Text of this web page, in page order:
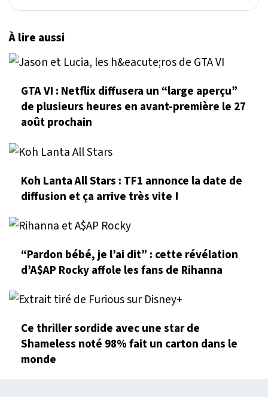
À lire aussi
GTA VI : Netflix diffusera un “large aperçu”
de plusieurs heures en avant-première le 27
août prochain
Koh Lanta All Stars : TF1 annonce la date de
diffusion et ça arrive très vite !
“Pardon bébé, je l’ai dit” : cette révélation
d’A$AP Rocky affole les fans de Rihanna
Ce thriller sordide avec une star de
Shameless noté 98% fait un carton dans le
monde